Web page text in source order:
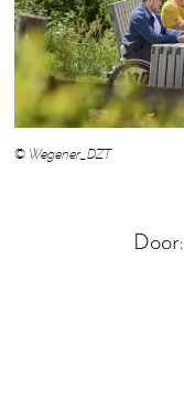
© Wegener_DZT
Door: